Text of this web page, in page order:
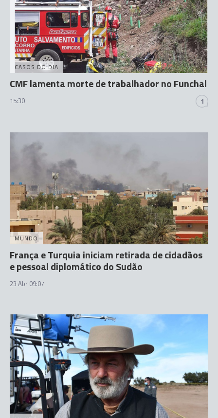
CASOS DO DIA
CMF lamenta morte de trabalhador no Funchal
15:30 1
MUNDO
França e Turquia iniciam retirada de cidadãos
e pessoal diplomático do Sudão
23 Abr 09:07